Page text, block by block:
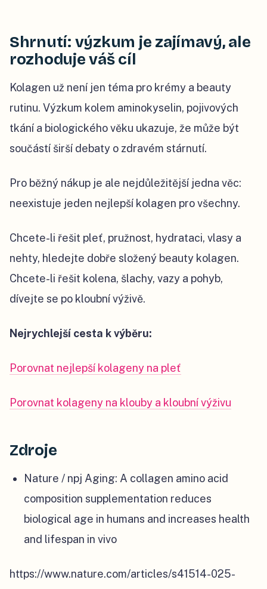
Shrnutí: výzkum je zajímavý, ale
rozhoduje váš cíl
Kolagen už není jen téma pro krémy a beauty
rutinu. Výzkum kolem aminokyselin, pojivových
tkání a biologického věku ukazuje, že může být
součástí širší debaty o zdravém stárnutí.
Pro běžný nákup je ale nejdůležitější jedna věc:
neexistuje jeden nejlepší kolagen pro všechny.
Chcete-li řešit pleť, pružnost, hydrataci, vlasy a
nehty, hledejte dobře složený beauty kolagen.
Chcete-li řešit kolena, šlachy, vazy a pohyb,
dívejte se po kloubní výživě.
Nejrychlejší cesta k výběru:
Porovnat nejlepší kolageny na pleť
Porovnat kolageny na klouby a kloubní výživu
Zdroje
Nature / npj Aging: A collagen amino acid
composition supplementation reduces
biological age in humans and increases health
and lifespan in vivo
https://www.nature.com/articles/s41514-025-